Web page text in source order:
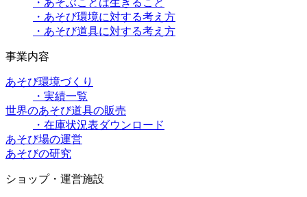
・あそび環境に対する考え方
・あそび道具に対する考え方
事業内容
あそび環境づくり
・実績一覧
世界のあそび道具の販売
・在庫状況表ダウンロード
あそび場の運営
あそびの研究
ショップ・運営施設